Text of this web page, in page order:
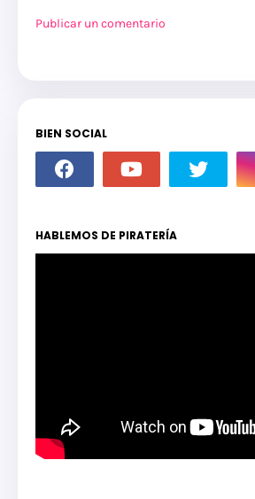
Publicar un comentario
BIEN SOCIAL
HABLEMOS DE PIRATERÍA